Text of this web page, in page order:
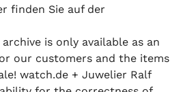
finden Sie auf der
is only available as an
our customers and the items
watch.de + Juwelier Ralf